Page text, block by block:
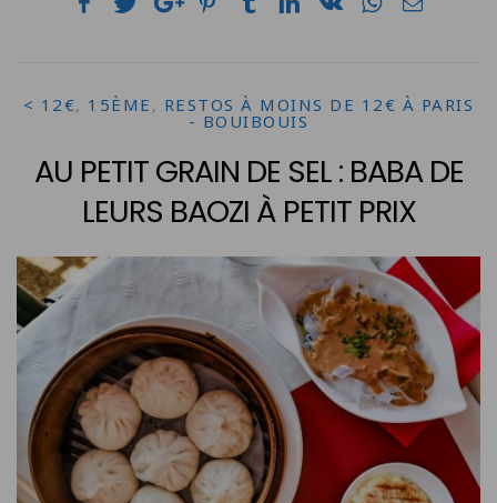
< 12€, 15ÈME , RESTOS À MOINS DE 12€ À PARIS
- BOUIBOUIS
AU PETIT GRAIN DE SEL : BABA DE
LEURS BAOZI À PETIT PRIX